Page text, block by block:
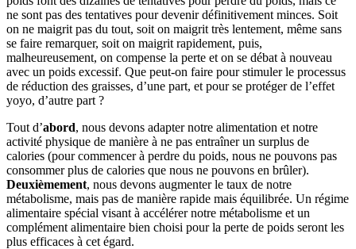
ne sont pas des tentatives pour devenir définitivement minces. Soit
on ne maigrit pas du tout, soit on maigrit très lentement, même sans
se faire remarquer, soit on maigrit rapidement, puis,
malheureusement, on compense la perte et on se débat à nouveau
avec un poids excessif. Que peut-on faire pour stimuler le processus
de réduction des graisses, d’une part, et pour se protéger de l’effet
yoyo, d’autre part ?
Tout d’abord, nous devons adapter notre alimentation et notre
activité physique de manière à ne pas entraîner un surplus de
calories (pour commencer à perdre du poids, nous ne pouvons pas
consommer plus de calories que nous ne pouvons en brûler).
Deuxièmement, nous devons augmenter le taux de notre
métabolisme, mais pas de manière rapide mais équilibrée. Un régime
alimentaire spécial visant à accélérer notre métabolisme et un
complément alimentaire bien choisi pour la perte de poids seront les
plus efficaces à cet égard.